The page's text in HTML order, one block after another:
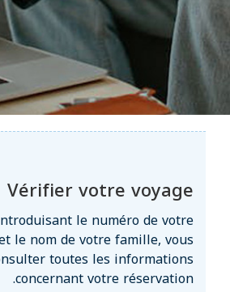
Vérifier votre voyage
le numéro de votre
le nom de votre famille, vous
toutes les informations
concernant votre réservation.